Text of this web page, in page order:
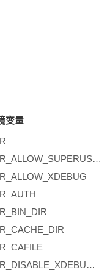
变量
COMPOSER_ALLOW_SUPERUSER
COMPOSER_DISABLE_XDEBUG_WARN